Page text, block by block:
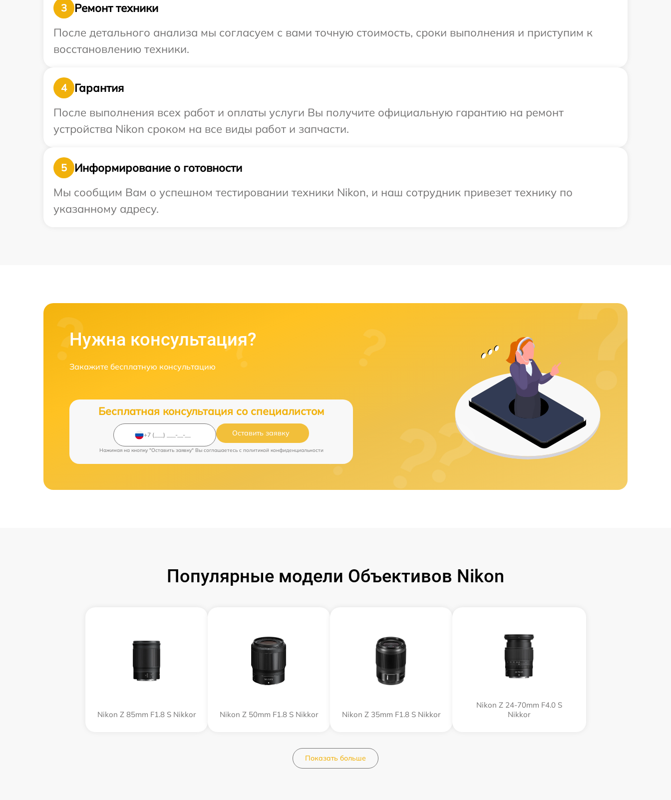
3
Ремонт техники
После детального анализа мы согласуем с вами точную стоимость, сроки выполнения и приступим к
восстановлению техники.
4
Гарантия
После выполнения всех работ и оплаты услуги Вы получите официальную гарантию на ремонт
устройства Nikon сроком на все виды работ и запчасти.
5
Информирование о готовности
Мы сообщим Вам о успешном тестировании техники Nikon, и наш сотрудник привезет технику по
указанному адресу.
Нужна консультация?
Закажите бесплатную консультацию
Бесплатная консультация со специалистом
Оставить заявку
Нажимая на кнопку "Оставить заявку" Вы соглашаетесь c политикой конфиденциальности
Популярные модели Объективов Nikon
Nikon Z 85mm F1.8 S Nikkor Nikon Z 50mm F1.8 S Nikkor Nikon Z 35mm F1.8 S Nikkor
Nikon Z 24-70mm F4.0 S
Nikkor
Показать больше